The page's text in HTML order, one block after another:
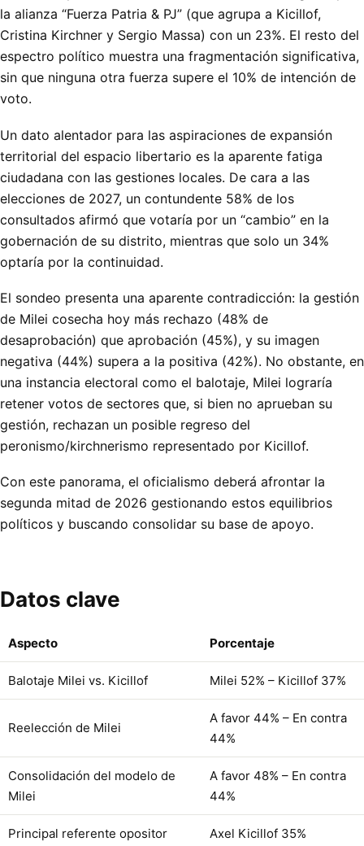
la alianza “Fuerza Patria & PJ” (que agrupa a Kicillof,
Cristina Kirchner y Sergio Massa) con un 23%. El resto del
espectro político muestra una fragmentación significativa,
sin que ninguna otra fuerza supere el 10% de intención de
voto.
Un dato alentador para las aspiraciones de expansión
territorial del espacio libertario es la aparente fatiga
ciudadana con las gestiones locales. De cara a las
elecciones de 2027, un contundente 58% de los
consultados afirmó que votaría por un “cambio” en la
gobernación de su distrito, mientras que solo un 34%
optaría por la continuidad.
El sondeo presenta una aparente contradicción: la gestión
de Milei cosecha hoy más rechazo (48% de
desaprobación) que aprobación (45%), y su imagen
negativa (44%) supera a la positiva (42%). No obstante, en
una instancia electoral como el balotaje, Milei lograría
retener votos de sectores que, si bien no aprueban su
gestión, rechazan un posible regreso del
peronismo/kirchnerismo representado por Kicillof.
Con este panorama, el oficialismo deberá afrontar la
segunda mitad de 2026 gestionando estos equilibrios
políticos y buscando consolidar su base de apoyo.
Datos clave
Aspecto Porcentaje
Balotaje Milei vs. Kicillof Milei 52% – Kicillof 37%
Reelección de Milei
A favor 44% – En contra
44%
Consolidación del modelo de
Milei
A favor 48% – En contra
44%
Principal referente opositor Axel Kicillof 35%